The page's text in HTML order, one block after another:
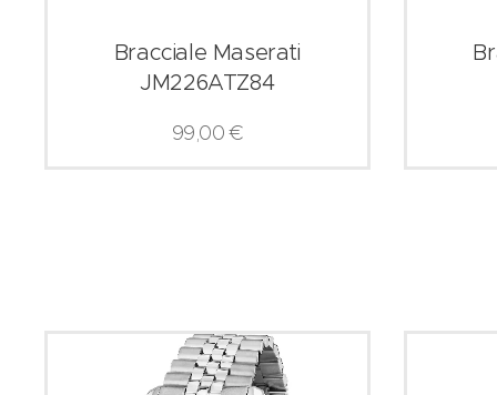
Bracciale Maserati
JM226ATZ84
99,00€